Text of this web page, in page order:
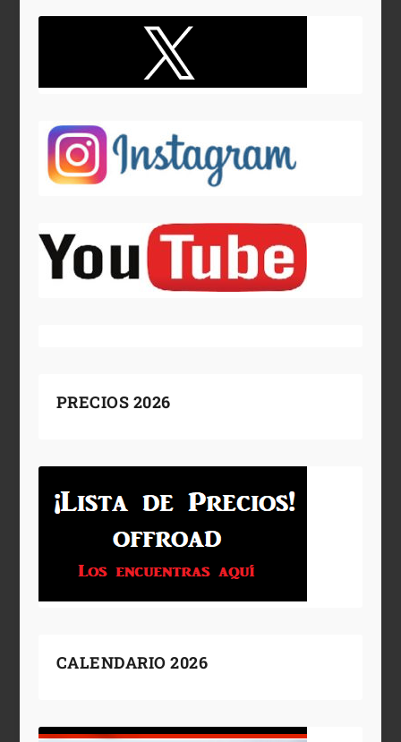
PRECIOS 2026
CALENDARIO 2026